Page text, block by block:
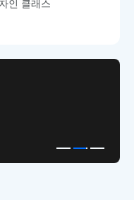
인 클래스